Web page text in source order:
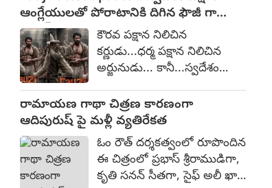
టాలీవుడ్ లేటెస్ట్
Fauj Latest update :: స్వదేశం పక్షాన
ఆంగ్లేయులతో పోరాటానికి దిగిన ఫౌజీ గా
ప్రభాస్
కౌరవ పక్షాన నిలిచిన
కర్ణుడు...ధర్మ పక్షాన నిలిచిన
అర్జునుడు... కానీ...స్వదేశం
పక్షాన నిలిచిన ఫౌజీ. అంటూ
ప్రభాస్ నటిస్తున్న ఫౌజీ చిత్రంపై
ఆసక్తికరమైన పోస్ట్ ను సోషల్
మీడియాలో ప్రభాస్ టీమ్ విడుదల
రామాయణ గాథా చిత్రణ కారణంగా
ఆదిపురుష్ పై మళ్లీ వ్యతిరేకత
ఓం రౌత్ దర్శకత్వంలో రూపొందిన